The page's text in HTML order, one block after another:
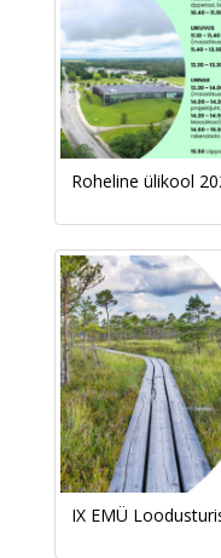
Roheline ülikool
IX EMÜ